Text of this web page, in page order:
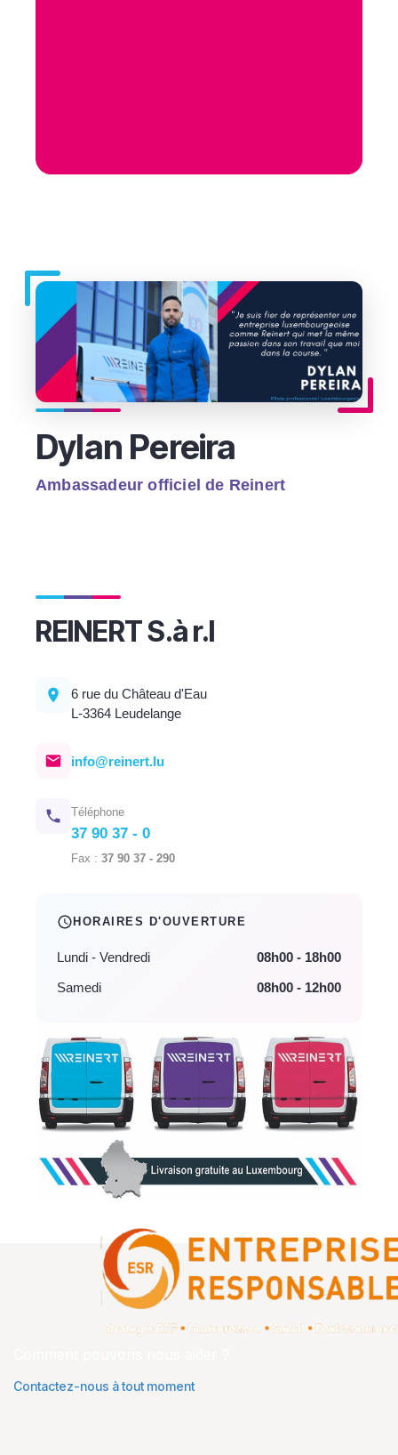
Dylan Pereira
Ambassadeur officiel de Reinert
REINERT S.à r.l
6 rue du Château d'Eau
L-3364 Leudelange
info@reinert.lu
Téléphone
37 90 37 - 0
Fax : 37 90 37 - 290
HORAIRES D'OUVERTURE
Lundi - Vendredi
08h00 - 18h00
Samedi
08h00 - 12h00
Contactez-nous à tout moment